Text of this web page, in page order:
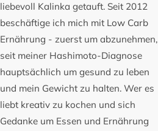
liebevoll Kalinka getauft. Seit 2012
beschäftige ich mich mit Low Carb
Ernährung - zuerst um abzunehmen,
seit meiner Hashimoto-Diagnose
hauptsächlich um gesund zu leben
und mein Gewicht zu halten. Wer es
liebt kreativ zu kochen und sich
Gedanke um Essen und Ernährung